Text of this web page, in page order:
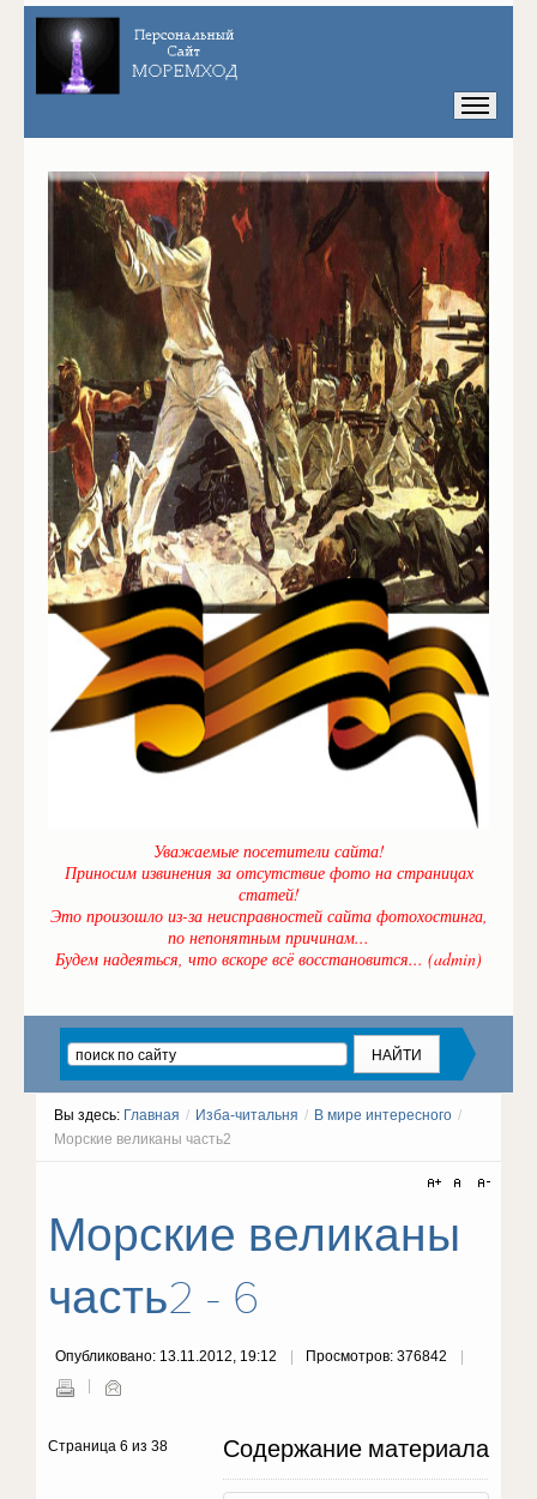
Уважаемые посетители сайта!
Приносим извинения за отсутствие фото на страницах
статей!
Это произошло из-за неисправностей сайта фотохостинга,
по непонятным причинам...
Будем надеяться, что вскоре всё восстановится... (admin)
Вы здесь: Главная / Изба-читальня / В мире интересного /
Морские великаны часть2
Морские великаны
часть2 - 6
Опубликовано: 13.11.2012, 19:12 Просмотров: 376842
Содержание материала
Страница 6 из 38